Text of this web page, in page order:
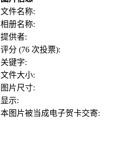
文件名称:
相册名称:
提供者:
评分 (76 次投票):
关键字:
文件大小:
图片尺寸:
显示:
本图片被当成电子贺卡交寄: